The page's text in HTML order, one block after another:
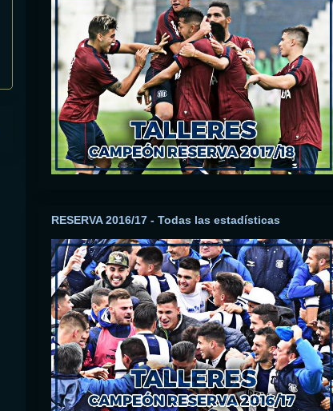
RESERVA 2016/17 - Todas las estadísticas